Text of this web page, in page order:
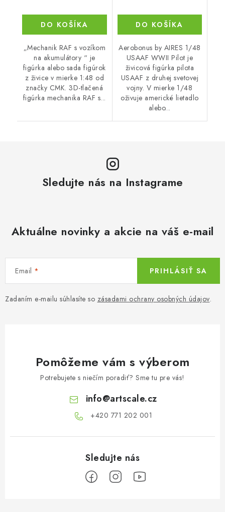
DO KOŠÍKA
„Mechanik RAF s vozíkom
na akumulátory “ je
figúrka alebo sada figúrok
z živice v mierke 1:48 od
značky CMK. 3D-tlačená
figúrka mechanika RAF s...
DO KOŠÍKA
Aerobonus by AIRES 1/48
USAAF WWII Pilot je
živicová figúrka pilota
USAAF z druhej svetovej
vojny. V mierke 1/48
oživuje americké lietadlo
alebo...
Sledujte nás na Instagrame
Aktuálne novinky a akcie na váš e-mail
Email
Zadaním e-mailu súhlasíte so zásadami ochrany osobných údajov.
PRIHLÁSIŤ SA
Pomôžeme vám s výberom
Potrebujete s niečím poradiť? Sme tu pre vás!
info@artscale.cz
+420 771 202 001​